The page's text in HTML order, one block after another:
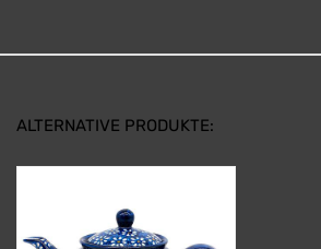
ALTERNATIVE PRODUKTE: